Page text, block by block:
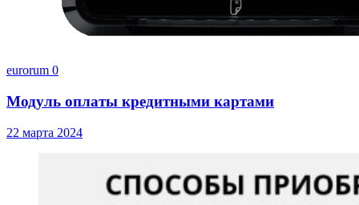
eurorum 0
Модуль оплаты кредитными картами
22 марта 2024